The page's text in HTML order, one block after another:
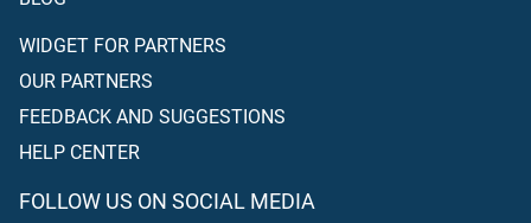
WIDGET FOR PARTNERS
OUR PARTNERS
FEEDBACK AND SUGGESTIONS
HELP CENTER
FOLLOW US ON SOCIAL MEDIA